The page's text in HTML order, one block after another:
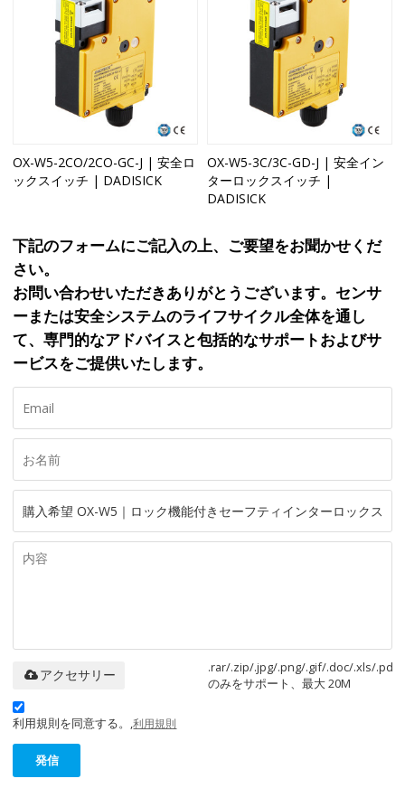
OX-W5-2CO/2CO-GC-J | 安全ロ
ックスイッチ | DADISICK
OX-W5-3C/3C-GD-J | 安全イン
ターロックスイッチ |
DADISICK
下記のフォームにご記入の上、ご要望をお聞かせくだ
さい。
お問い合わせいただきありがとうございます。センサ
ーまたは安全システムのライフサイクル全体を通し
て、専門的なアドバイスと包括的なサポートおよびサ
ービスをご提供いたします。
.rar/.zip/.jpg/.png/.gif/.doc/.xls/.pdf
のみをサポート、最大 20M
アクセサリー
利用規則を同意する。,利用規則
発信